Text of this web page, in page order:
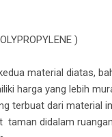
)
material diatas,
harga yang lebih
terbuat dari material
taman didalam